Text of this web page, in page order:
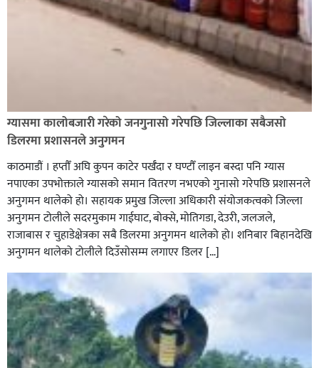
शिक्षालाई उत्पादन, समृद्धि एवं सृजनशीलतासँग जोड्ने घोराही
बनाऔँ अभियानमा मेरो पनि साथ कमल ओली
सल्यानमा शिकार खेल्ने क्रममा बन्दुकबाट गोली चल्दा १ जनाको
मृत्यु सँगै शिकार खेल्न गएका ६ जना पक्राउ,
ग्यासमा कालोबजारी गरेको जनगुनासो गरेपछि जिल्लाका सबैजसो
डिलरमा प्रशासनले अनुगमन
काठमाडौं । हप्तौँ अघि कुपन काटेर पर्खँदा र घण्टौँ लाइन बस्दा पनि ग्यास
नपाएका उपभोक्ताले ग्यासको समान वितरण नभएको गुनासो गरेपछि प्रशासनले
अनुगमन थालेको हो। सहायक प्रमुख जिल्ला अधिकारी संयोजकत्वको जिल्ला
अनुगमन टोलीले सदरमुकाम गाईघाट, बोक्से, मोतिगडा, देउरी, जलजले,
राजाबास र चुहाडेक्षेत्रका सबै डिलरमा अनुगमन थालेको हो। शनिबार बिहानदेखि
अनुगमन थालेको टोलीले दिउँसोसम्म लगाएर डिलर […]